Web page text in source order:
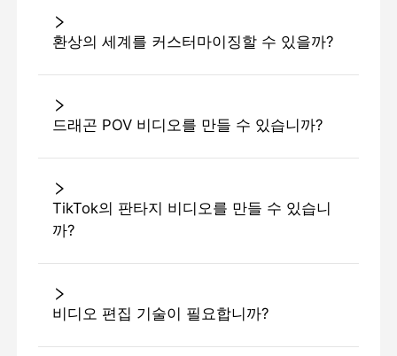
환상의 세계를 커스터마이징할 수 있을까?
드래곤 POV 비디오를 만들 수 있습니까?
TikTok의 판타지 비디오를 만들 수 있습니
까?
비디오 편집 기술이 필요합니까?